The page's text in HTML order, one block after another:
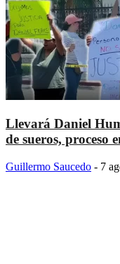
Llevará Daniel
de sueros, proceso
Guillermo Saucedo - 7